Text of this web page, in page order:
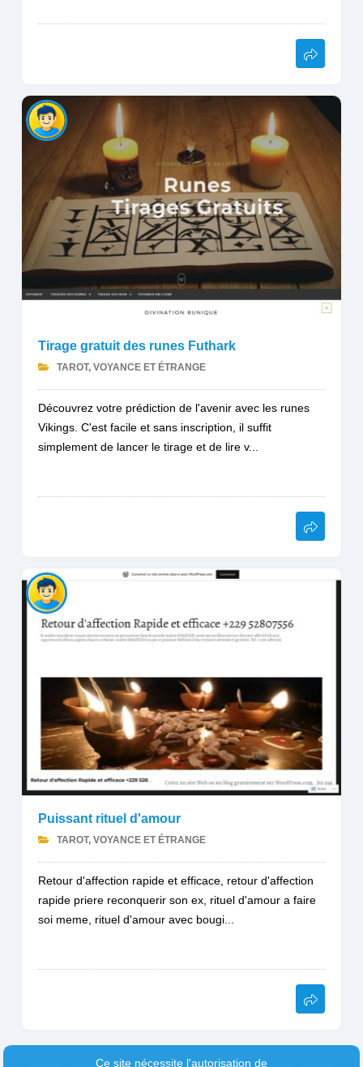
Tirage gratuit des runes Futhark
TAROT, VOYANCE ET ÉTRANGE
Découvrez votre prédiction de l'avenir avec les runes
Vikings. C'est facile et sans inscription, il suffit
simplement de lancer le tirage et de lire v...
Puissant rituel d'amour
TAROT, VOYANCE ET ÉTRANGE
Retour d'affection rapide et efficace, retour d'affection
rapide priere reconquerir son ex, rituel d'amour a faire
soi meme, rituel d'amour avec bougi...
Ce site nécessite l'autorisation de